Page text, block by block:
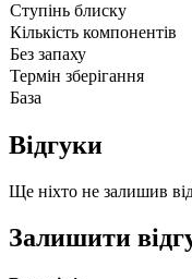
Ступінь блиску
Кількість компонентів
Без запаху
Термін зберігання
База
Відгуки
Ще ніхто не залишив
Залишити